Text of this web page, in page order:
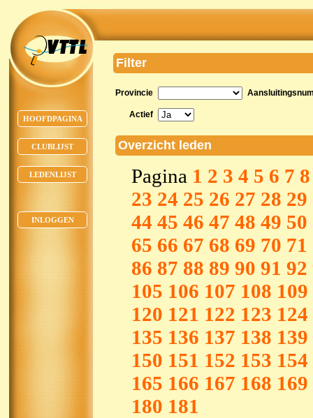
HOOFDPAGINA
CLUBLIJST
LEDENLIJST
INLOGGEN
Filter
Provincie
Actief
Overzicht leden
Pagina 1 2 3 4 5 6 7 8
23 24 25 26 27 28 29
44 45 46 47 48 49 50
65 66 67 68 69 70 71
86 87 88 89 90 91 92
105 106 107 108 109
120 121 122 123 124
135 136 137 138 139
150 151 152 153 154
165 166 167 168 169
180 181